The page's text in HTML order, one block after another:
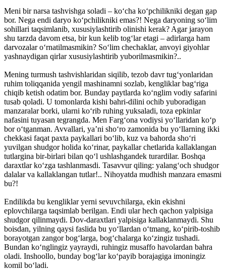
Meni bir narsa tashvishga soladi – ko‘cha ko‘pchilikniki degan gap
bor. Nega endi daryo ko‘pchilikniki emas?! Nega daryoning so‘lim
sohillari taqsimlanib, xususiylashtirib olinishi kerak? Agar jarayon
shu tarzda davom etsa, bir kun kelib tog‘lar etagi ­– adirlarga ham
darvozalar o‘rnatilmasmikin? So‘lim chechaklar, anvoyi giyohlar
yashnaydigan qirlar xususiylashtirib yuborilmasmikin?..
Mening turmush tashvishlaridan siqilib, tezob davr tug‘yonlaridan
ruhim toliqqanida yengil mashinamni sozlab, kengliklar bag‘riga
chiqib ketish odatim bor. Bunday paytlarda ko‘nglim vodiy safarini
tusab qoladi. U tomonlarda kishi bahri-dilini ochib yuboradigan
manzaralar borki, ularni ko‘rib ruhing yuksaladi, toza epkinlar
nafasini tuyasan tegrangda. Men Farg‘ona vodiysi yo‘llaridan ko‘p
bor o‘tganman. Avvallari, ya’ni sho‘ro zamonida bu yo‘llarning ikki
chekkasi faqat paxta paykallari bo‘lib, kuz va bahorda sho‘ri
yuvilgan shudgor holida ko‘rinar, paykallar chetlarida kallaklangan
tutlargina bir-birlari bilan qo‘l ushlashgandek turardilar. Boshqa
daraxtlar ko‘zga tashlanmasdi. Tasavvur qiling: yalang‘och shudgor
dalalar va kallaklangan tutlar!.. Nihoyatda mudhish manzara emasmi
bu?!
Endilikda bu kengliklar yerni sevuvchilarga, ekin ekishni
eplovchilarga taqsimlab berilgan. Endi ular hech qachon yalpisiga
shudgor qilinmaydi. Dov-daraxtlari yalpisiga kallaklanmaydi. Shu
boisdan, yilning qaysi faslida bu yo‘llardan o‘tmang, ko‘pirib-toshib
borayotgan zangor bog‘larga, bog‘chalarga ko‘zingiz tushadi.
Bundan ko‘nglingiz yayraydi, ruhingiz musaffo havolardan bahra
oladi. Inshoollo, bunday bog‘lar ko‘payib borajagiga imoningiz
komil bo‘ladi.